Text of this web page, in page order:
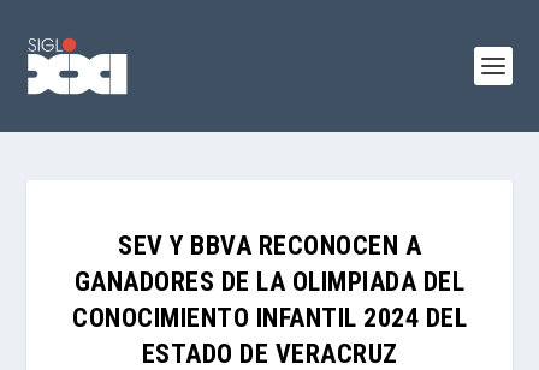
SEV Y BBVA RECONOCEN A
GANADORES DE LA OLIMPIADA DEL
CONOCIMIENTO INFANTIL 2024 DEL
ESTADO DE VERACRUZ